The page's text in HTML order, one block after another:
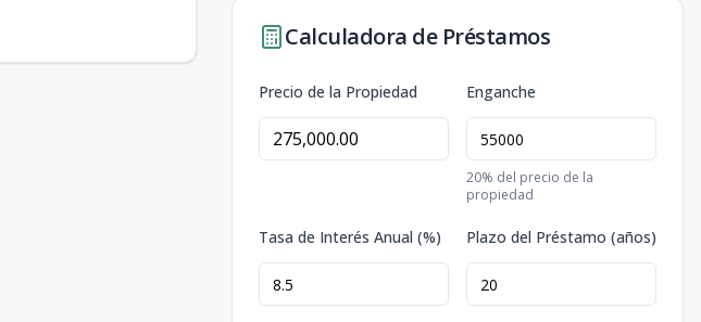
Calculadora de Préstamos
Precio de la Propiedad Enganche
20% del precio de la
propiedad
Tasa de Interés Anual (%) Plazo del Préstamo (años)